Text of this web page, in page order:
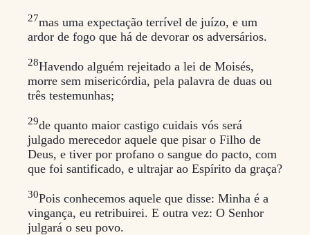
27mas uma expectação terrível de juízo, e um
ardor de fogo que há de devorar os adversários.
28Havendo alguém rejeitado a lei de Moisés,
morre sem misericórdia, pela palavra de duas ou
três testemunhas;
29de quanto maior castigo cuidais vós será
julgado merecedor aquele que pisar o Filho de
Deus, e tiver por profano o sangue do pacto, com
que foi santificado, e ultrajar ao Espírito da graça?
30Pois conhecemos aquele que disse: Minha é a
vingança, eu retribuirei. E outra vez: O Senhor
julgará o seu povo.